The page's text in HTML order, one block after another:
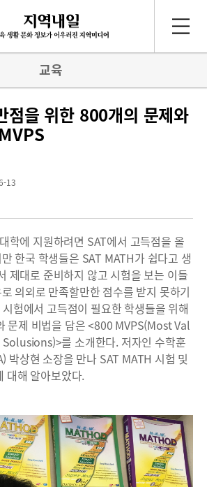
교육
점을 위한 800개의 문제와
13
학에 지원하려면 SAT에서 고득점을 올
한국 학생들은 SAT MATH가 쉽다고 생
제대로 준비하지 않고 시험을 보는 이들
의외로 만족할만한 점수를 받지 못하기
험에서 고득점이 필요한 학생들을 위해
문제 비법을 담은 <800 MVPS(Most Val
를 소개한다. 저자인 수학훈
박상현 소장을 만나 SAT MATH 시험 및
대해 알아보았다.